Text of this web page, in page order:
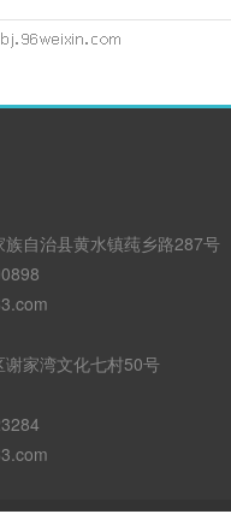
自治县黄水镇莼乡路287号
家湾文化七村50号